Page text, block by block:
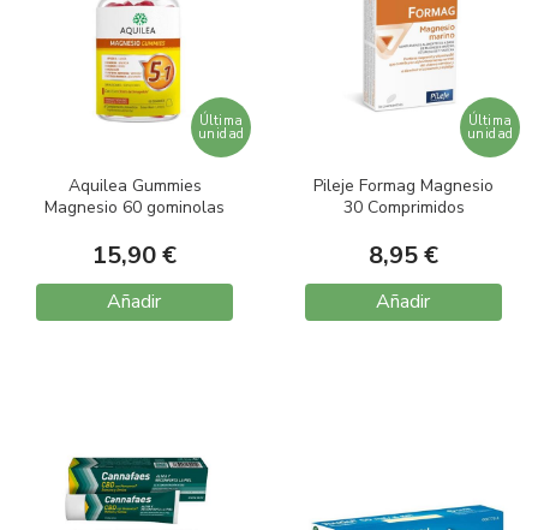
Última
unidad
Aquilea Gummies
Magnesio 60 gominolas
15,90 €
Añadir
Última
unidad
Pileje Formag Magnesio
30 Comprimidos
8,95 €
Añadir